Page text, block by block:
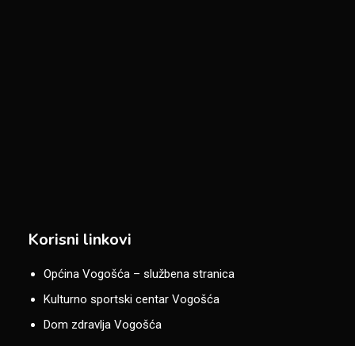
Korisni linkovi
Općina Vogošća – službena stranica
Kulturno sportski centar Vogošća
Dom zdravlja Vogošća